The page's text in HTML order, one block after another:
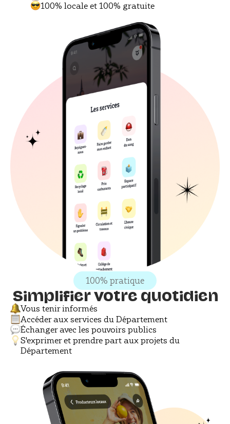
100% locale et 100% gratuite
100% pratique
Simplifier votre quotidien
Vous tenir informés
Accéder aux services du Département
Échanger avec les pouvoirs publics
S'exprimer et prendre part aux projets du
Département